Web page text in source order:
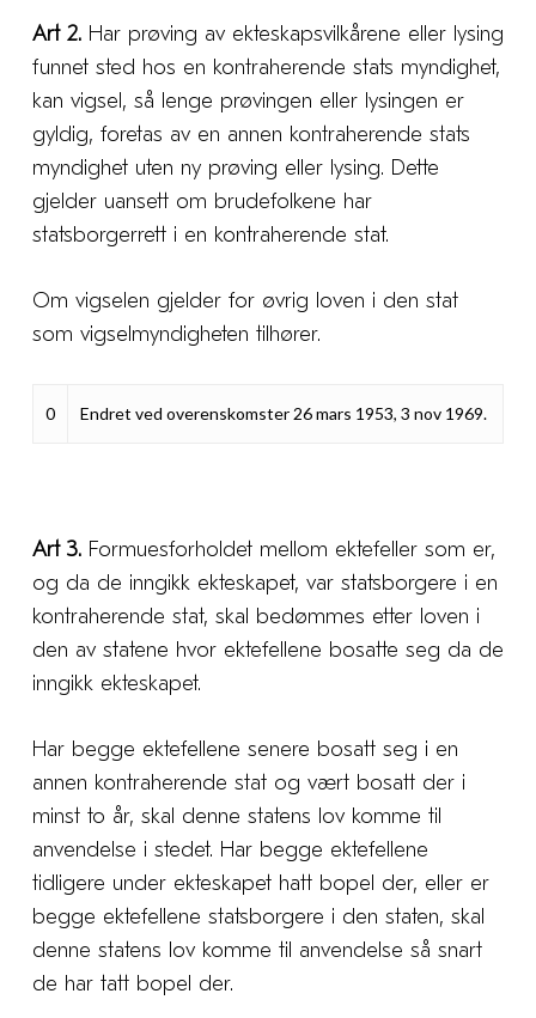
Art 2.Har prøving av ekteskapsvilkårene eller lysing
funnet sted hos en kontraherende stats myndighet,
kan vigsel, så lenge prøvingen eller lysingen er
gyldig, foretas av en annen kontraherende stats
myndighet uten ny prøving eller lysing. Dette
gjelder uansett om brudefolkene har
statsborgerrett i en kontraherende stat.
Om vigselen gjelder for øvrig loven i den stat
som vigselmyndigheten tilhører.
0 Endret ved overenskomster 26 mars 1953, 3 nov 1969.
Art 3.Formuesforholdet mellom ektefeller som er,
og da de inngikk ekteskapet, var statsborgere i en
kontraherende stat, skal bedømmes etter loven i
den av statene hvor ektefellene bosatte seg da de
inngikk ekteskapet.
Har begge ektefellene senere bosatt seg i en
annen kontraherende stat og vært bosatt der i
minst to år, skal denne statens lov komme til
anvendelse i stedet. Har begge ektefellene
tidligere under ekteskapet hatt bopel der, eller er
begge ektefellene statsborgere i den staten, skal
denne statens lov komme til anvendelse så snart
de har tatt bopel der.